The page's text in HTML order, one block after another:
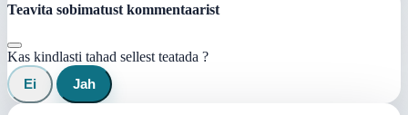
Teavita sobimatust kommentaarist
Kas kindlasti tahad sellest teatada ?
Ei
Jah